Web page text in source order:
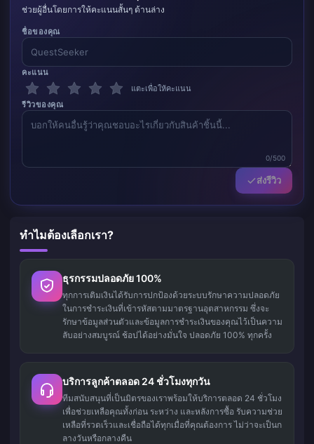
ช่วยผู้อื่นโดยการให้คะแนนสั้นๆ ด้านล่าง
ชื่อของคุณ
คะแนน
แตะเพื่อให้คะแนน
รีวิวของคุณ
0/500
ส่งรีวิว
ทำไมต้องเลือกเรา?
ธุรกรรมปลอดภัย 100%
ทุกการเติมเงินได้รับการปกป้องด้วยระบบรักษาความปลอดภัย
ในการชำระเงินที่เข้ารหัสตามมาตรฐานอุตสาหกรรม ซึ่งจะ
รักษาข้อมูลส่วนตัวและข้อมูลการชำระเงินของคุณไว้เป็นความ
ลับอย่างสมบูรณ์ ช้อปได้อย่างมั่นใจ ปลอดภัย 100% ทุกครั้ง
บริการลูกค้าตลอด 24 ชั่วโมงทุกวัน
ทีมสนับสนุนที่เป็นมิตรของเราพร้อมให้บริการตลอด 24 ชั่วโมง
เพื่อช่วยเหลือคุณทั้งก่อน ระหว่าง และหลังการซื้อ รับความช่วย
เหลือที่รวดเร็วและเชื่อถือได้ทุกเมื่อที่คุณต้องการ ไม่ว่าจะเป็นก
ลางวันหรือกลางคืน